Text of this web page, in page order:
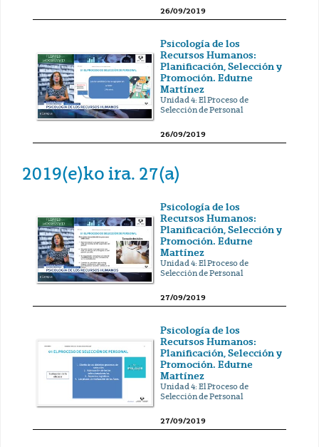
26/09/2019
Psicología de los
Recursos Humanos:
Planificación, Selección y
Promoción. Edurne
Martínez
Unidad 4: El Proceso de
Selección de Personal
26/09/2019
2019(e)ko ira. 27(a)
Psicología de los
Recursos Humanos:
Planificación, Selección y
Promoción. Edurne
Martínez
Unidad 4: El Proceso de
Selección de Personal
27/09/2019
Psicología de los
Recursos Humanos:
Planificación, Selección y
Promoción. Edurne
Martínez
Unidad 4: El Proceso de
Selección de Personal
27/09/2019